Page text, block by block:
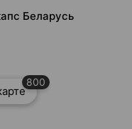
Беларусь
800